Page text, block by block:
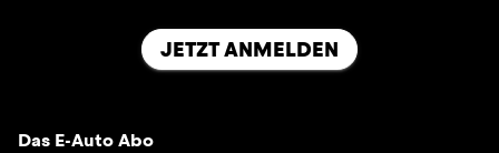
Das E-Auto Abo
JETZT ANMELDEN